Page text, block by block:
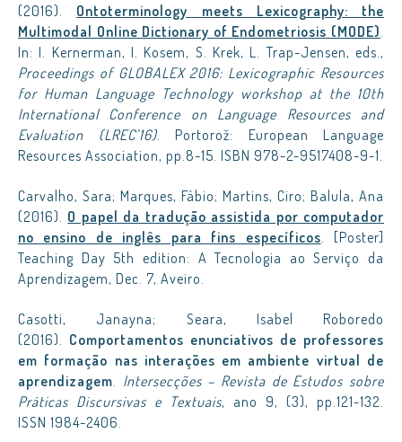
(2016). Ontoterminology meets Lexicography: the
Multimodal Online Dictionary of Endometriosis (MODE).
In: I. Kernerman, I. Kosem, S. Krek, L. Trap-Jensen, eds.,
Proceedings of GLOBALEX 2016: Lexicographic Resources
for Human Language Technology workshop at the 10th
International Conference on Language Resources and
Evaluation (LREC’16). Portorož: European Language
Resources Association, pp.8-15. ISBN 978-2-9517408-9-1.
Carvalho, Sara; Marques, Fábio; Martins, Ciro; Balula, Ana
(2016). O papel da tradução assistida por computador
no ensino de inglês para fins específicos. [Poster]
Teaching Day 5th edition: A Tecnologia ao Serviço da
Aprendizagem, Dec. 7, Aveiro.
Casotti, Janayna; Seara, Isabel Roboredo
(2016). Comportamentos enunciativos de professores
em formação nas interações em ambiente virtual de
aprendizagem. Intersecções – Revista de Estudos sobre
Práticas Discursivas e Textuais, ano 9, (3), pp.121-132.
ISSN 1984-2406.